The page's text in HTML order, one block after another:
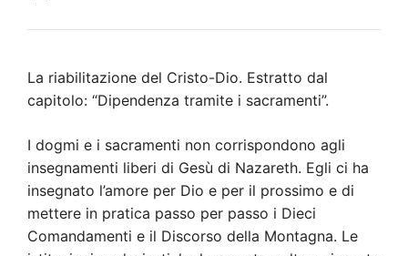
La riabilitazione del Cristo-Dio. Estratto dal
capitolo: “Dipendenza tramite i sacramenti”.
I dogmi e i sacramenti non corrispondono agli
insegnamenti liberi di Gesù di Nazareth. Egli ci ha
insegnato l’amore per Dio e per il prossimo e di
mettere in pratica passo per passo i Dieci
Comandamenti e il Discorso della Montagna. Le